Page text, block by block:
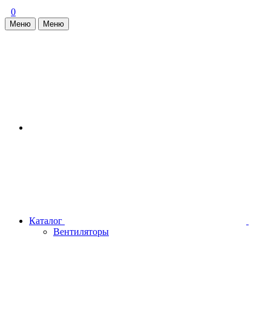
0
Меню Меню
Каталог
Вентиляторы